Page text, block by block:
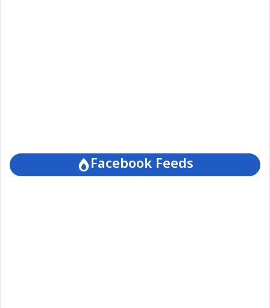
Facebook Feeds